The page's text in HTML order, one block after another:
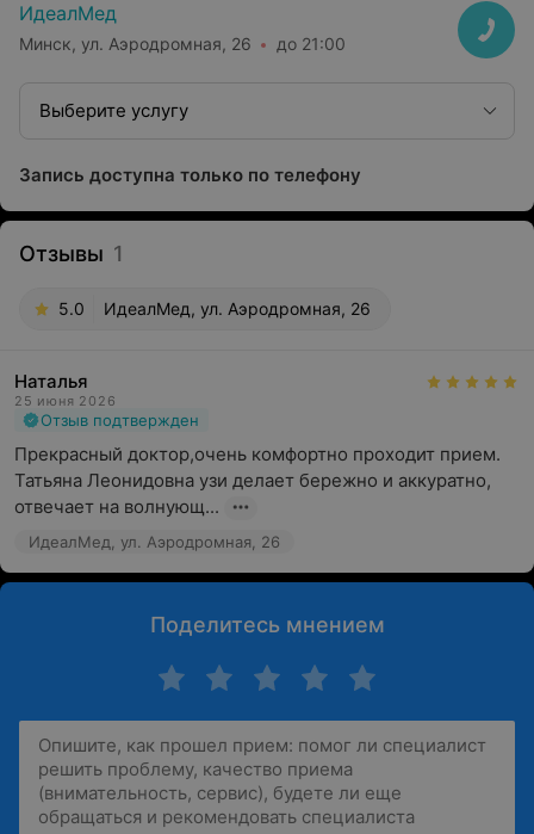
ИдеалМед
Минск, ул. Аэродромная, 26 до 21:00
Выберите услугу
Запись доступна только по телефону
Отзывы 1
5.0 ИдеалМед, ул. Аэродромная, 26
Наталья
25 июня 2026
Отзыв подтвержден
Прекрасный доктор,очень комфортно проходит прием.
Татьяна Леонидовна узи делает бережно и аккуратно,
отвечает на волнующ...
ИдеалМед, ул. Аэродромная, 26
Поделитесь мнением